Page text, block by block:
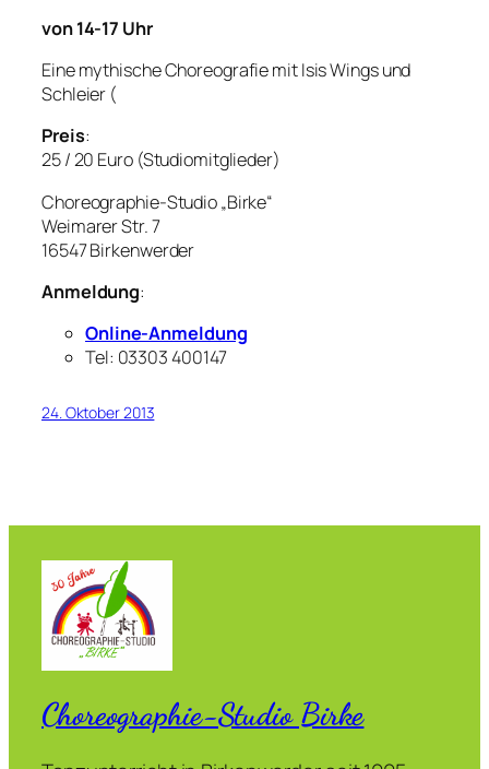
von 14-17 Uhr
Eine mythische Choreografie mit Isis Wings und
Schleier (
Preis:
25 / 20 Euro (Studiomitglieder)
Choreographie-Studio „Birke“
Weimarer Str. 7
16547 Birkenwerder
Anmeldung:
Online-Anmeldung
Tel: 03303 400147
24. Oktober 2013
Choreographie-Studio Birke